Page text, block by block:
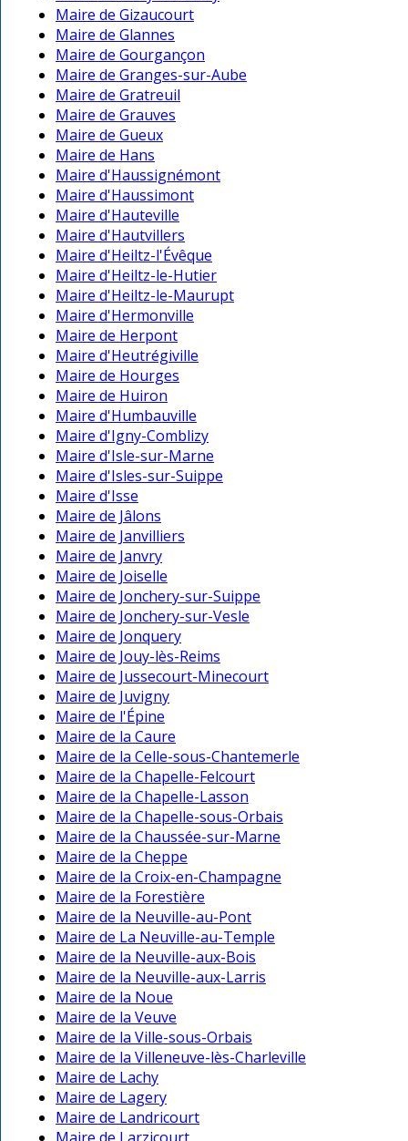
Maire de Gizaucourt
Maire de Glannes
Maire de Gourgançon
Maire de Granges-sur-Aube
Maire de Gratreuil
Maire de Grauves
Maire de Gueux
Maire de Hans
Maire d'Haussignémont
Maire d'Haussimont
Maire d'Hauteville
Maire d'Hautvillers
Maire d'Heiltz-l'Évêque
Maire d'Heiltz-le-Hutier
Maire d'Heiltz-le-Maurupt
Maire d'Hermonville
Maire de Herpont
Maire d'Heutrégiville
Maire de Hourges
Maire de Huiron
Maire d'Humbauville
Maire d'Igny-Comblizy
Maire d'Isle-sur-Marne
Maire d'Isles-sur-Suippe
Maire d'Isse
Maire de Jâlons
Maire de Janvilliers
Maire de Janvry
Maire de Joiselle
Maire de Jonchery-sur-Suippe
Maire de Jonchery-sur-Vesle
Maire de Jonquery
Maire de Jouy-lès-Reims
Maire de Jussecourt-Minecourt
Maire de Juvigny
Maire de l'Épine
Maire de la Caure
Maire de la Celle-sous-Chantemerle
Maire de la Chapelle-Felcourt
Maire de la Chapelle-Lasson
Maire de la Chapelle-sous-Orbais
Maire de la Chaussée-sur-Marne
Maire de la Cheppe
Maire de la Croix-en-Champagne
Maire de la Forestière
Maire de la Neuville-au-Pont
Maire de La Neuville-au-Temple
Maire de la Neuville-aux-Bois
Maire de la Neuville-aux-Larris
Maire de la Noue
Maire de la Veuve
Maire de la Ville-sous-Orbais
Maire de la Villeneuve-lès-Charleville
Maire de Lachy
Maire de Lagery
Maire de Landricourt